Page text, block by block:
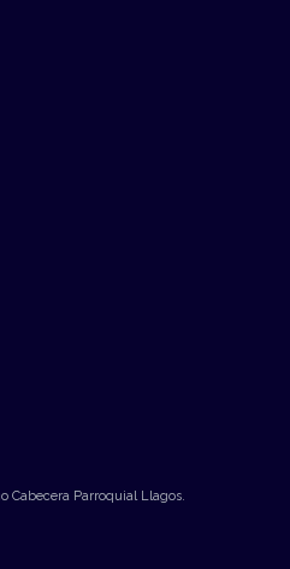
Cabecera Parroquial Llagos.